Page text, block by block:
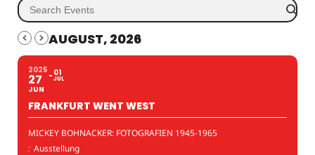
AUGUST, 2026
2025
27
JUN
01
JUL
FRANKFURT WENT WEST
MICKEY BOHNACKER: FOTOGRAFIEN 1945-1965
: Ausstellung